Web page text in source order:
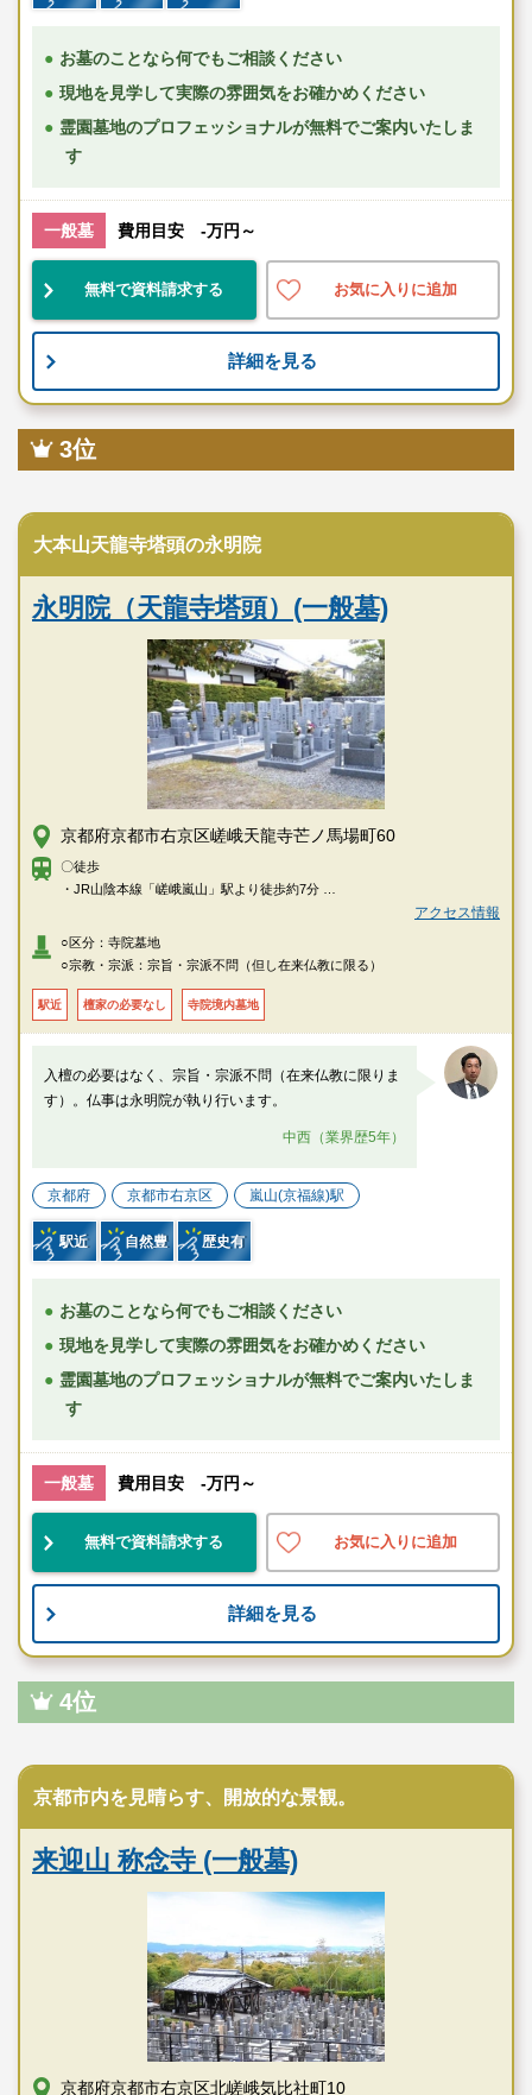
お墓のことなら何でもご相談ください
現地を見学して実際の雰囲気をお確かめください
霊園墓地のプロフェッショナルが無料でご案内いたしま
す
一般墓 費用目安 -万円～
無料で資料請求する お気に入りに追加
詳細を見る
3位
大本山天龍寺塔頭の永明院
永明院（天龍寺塔頭）(一般墓)
京都府京都市右京区嵯峨天龍寺芒ノ馬場町60
〇徒歩
・JR山陰本線「嵯峨嵐山」駅より徒歩約7分
・阪急嵐山線「嵐山」駅より徒歩約12分
・「嵐山天龍寺前」バス停より徒歩約3分
アクセス情報
○区分：寺院墓地
○宗教・宗派：宗旨・宗派不問（但し在来仏教に限る）
駅近 檀家の必要なし 寺院境内墓地
入檀の必要はなく、宗旨・宗派不問（在来仏教に限りま
す）。仏事は永明院が執り行います。
中西（業界歴5年）
京都府 京都市右京区 嵐山(京福線)駅
駅近 自然豊 歴史有
お墓のことなら何でもご相談ください
現地を見学して実際の雰囲気をお確かめください
霊園墓地のプロフェッショナルが無料でご案内いたしま
す
一般墓 費用目安 -万円～
無料で資料請求する お気に入りに追加
詳細を見る
4位
京都市内を見晴らす、開放的な景観。
来迎山 称念寺 (一般墓)
京都府京都市右京区北嵯峨気比社町10